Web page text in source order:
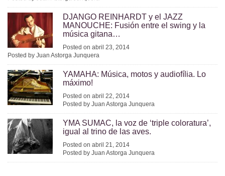
DJANGO REINHARDT y el JAZZ
MANOUCHE: Fusión entre el swing y la
música gitana…
Posted on abril 23, 2014
Posted by Juan Astorga Junquera
YAMAHA: Música, motos y audiofília. Lo
máximo!
Posted on abril 22, 2014
Posted by Juan Astorga Junquera
YMA SUMAC, la voz de ‘triple coloratura’,
igual al trino de las aves.
Posted on abril 21, 2014
Posted by Juan Astorga Junquera